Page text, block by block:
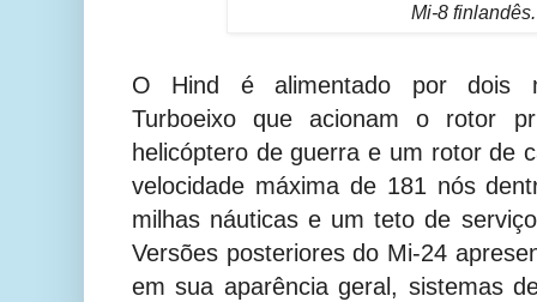
Mi-8 finlandês.
O Hind é alimentado por dois
Turboeixo que acionam o rotor
helicóptero de guerra e um rotor de
velocidade máxima de 181 nós
milhas náuticas e um teto de
Versões posteriores do Mi-24
em sua aparência geral, sistemas